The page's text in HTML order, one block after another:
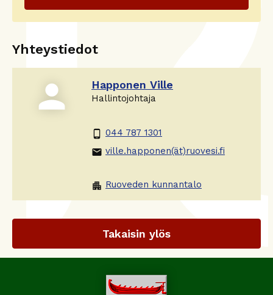
Yhteystiedot
person Happonen Ville
Hallintojohtaja
phone_android 044 787 1301
email ville.happonen(ät)ruovesi.fi
apartment Ruoveden kunnantalo